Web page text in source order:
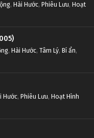
, Hài Hước, Phiêu Lưu, Hoạt
, Hài Hước, Tâm Lý, Bí ẩn,
Hước, Phiêu Lưu, Hoạt Hình